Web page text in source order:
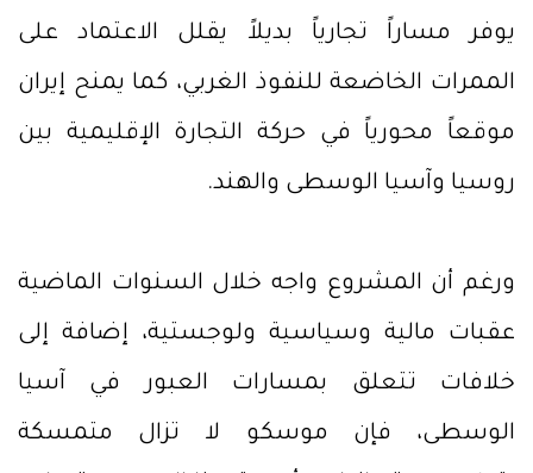
يوفر مساراً تجارياً بديلاً يقلل الاعتماد على
الممرات الخاضعة للنفوذ الغربي، كما يمنح إيران
موقعاً محورياً في حركة التجارة الإقليمية بين
روسيا وآسيا الوسطى والهند.
ورغم أن المشروع واجه خلال السنوات الماضية
عقبات مالية وسياسية ولوجستية، إضافة إلى
خلافات تتعلق بمسارات العبور في آسيا
الوسطى، فإن موسكو لا تزال متمسكة